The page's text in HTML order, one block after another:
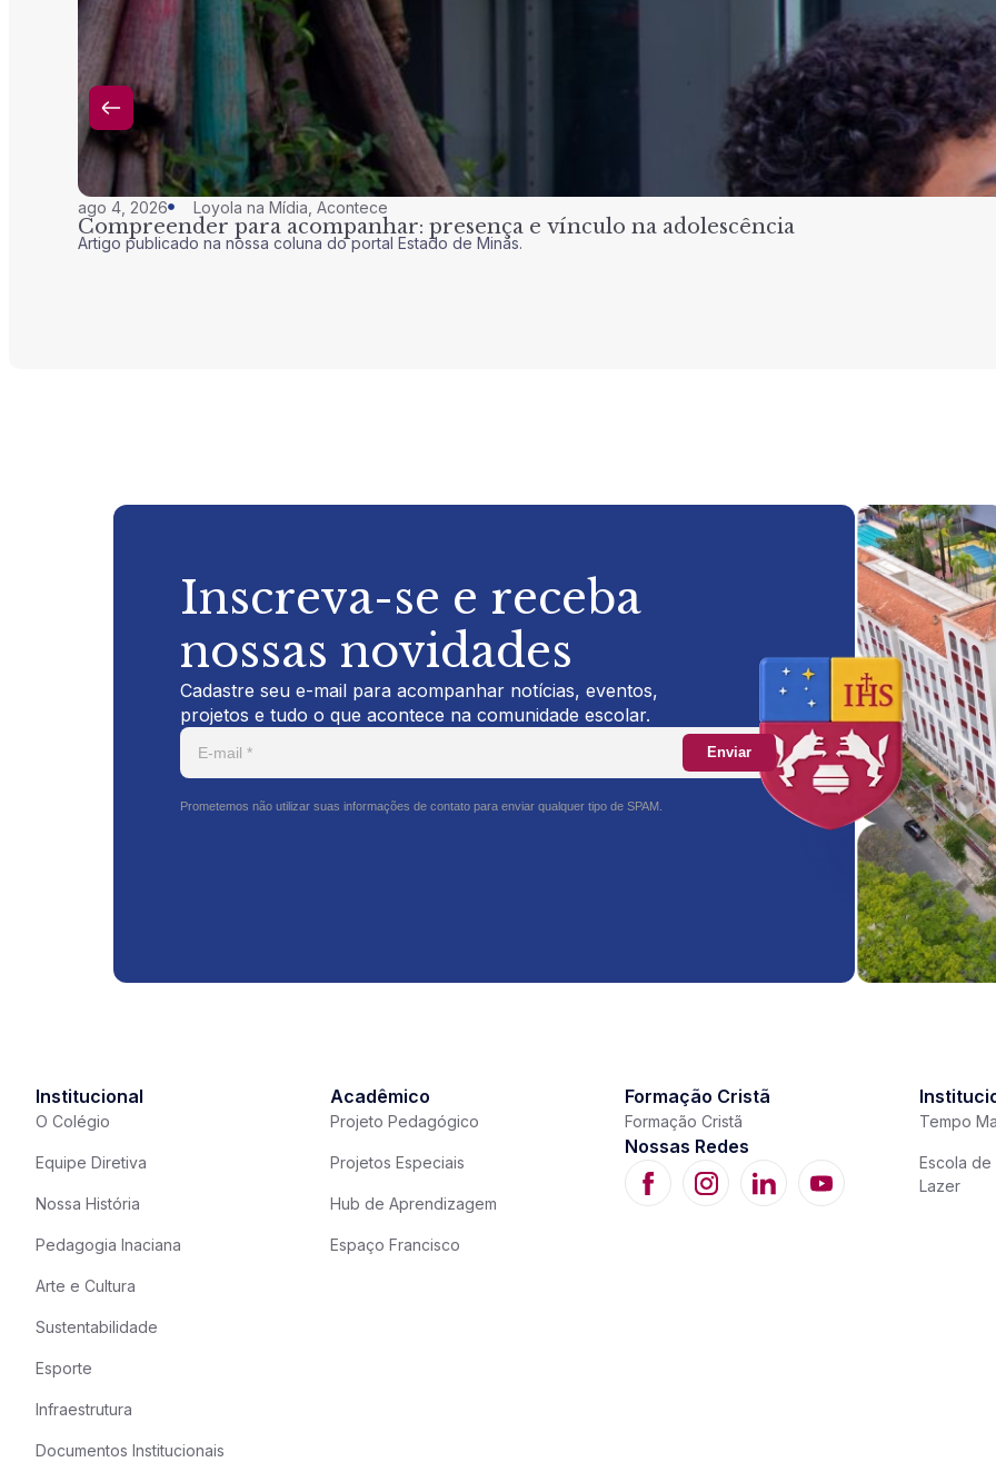
ago 4, 2026 Loyola na Mídia Acontece
Compreender para acompanhar: presença e vínculo na adolescência
Artigo publicado na nossa coluna do portal Estado de Minas.
Inscreva-se e receba
nossas novidades
Cadastre seu e-mail para acompanhar notícias, eventos,
projetos e tudo o que acontece na comunidade escolar.
Enviar
Prometemos não utilizar suas informações de contato para enviar qualquer tipo de SPAM.
Institucional
O Colégio
Equipe Diretiva
Nossa História
Pedagogia Inaciana
Arte e Cultura
Sustentabilidade
Esporte
Infraestrutura
Documentos Institucionais
Acadêmico
Projeto Pedagógico
Projetos Especiais
Hub de Aprendizagem
Espaço Francisco
Formação Cristã
Formação Cristã
Nossas Redes
Tempo
Escola de
Lazer